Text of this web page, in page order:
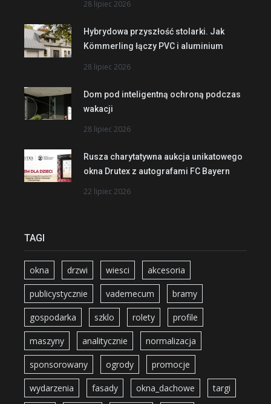
28 lipiec 2026
Hybrydowa przyszłość stolarki. Jak
Kömmerling łączy PVC i aluminium
28 lipiec 2026
Dom pod inteligentną ochroną podczas
wakacji
28 lipiec 2026
Rusza charytatywna aukcja unikatowego
okna Drutex z autografami FC Bayern
22 lipiec 2026
TAGI
okna drzwi wiesci akcesoria
publicystycznie vademecum bramy
gospodarka szklo rolety profile
maszyny analitycznie normalizacja
sponsorowany ogrody promocje
wydarzenia fasady okna_dachowe targi